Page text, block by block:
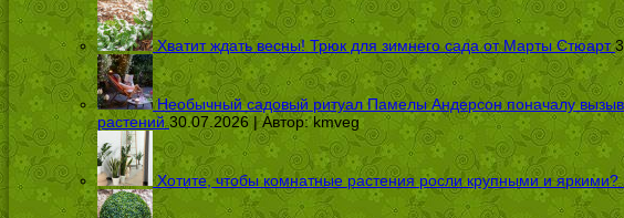
Хватит ждать весны! Трюк для зимнего сада от Марты Стюарт
Необычный садовый ритуал Памелы Андерсон поначалу
растений 30.07.2026 | Автор:kmveg
Хотите, чтобы комнатные растения росли крупными и